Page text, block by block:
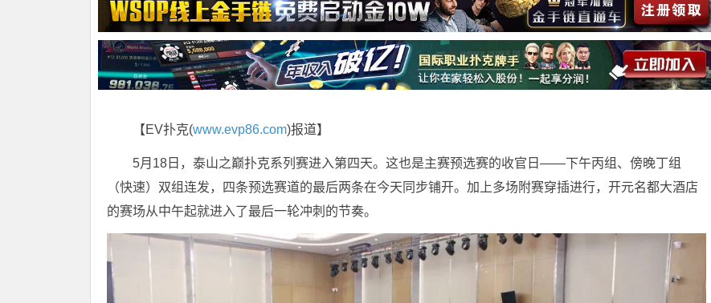
【EV扑克(www.evp86.com)报道】
5月18日，泰山之巅扑克系列赛进入第四天。这也是主赛预选赛的收官日——下午丙组、傍晚丁组
（快速）双组连发，四条预选赛道的最后两条在今天同步铺开。加上多场附赛穿插进行，开元名都大酒店
的赛场从中午起就进入了最后一轮冲刺的节奏。